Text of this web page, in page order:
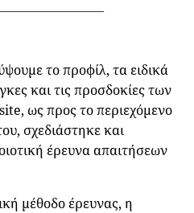
το προφίλ, τα ειδικά
και τις προσδοκίες των
ως προς το περιεχόμενο
σχεδιάστηκε και
έρευνα απαιτήσεων
μέθοδο έρευνας, η